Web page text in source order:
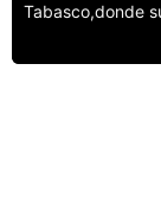
Tabasco,donde